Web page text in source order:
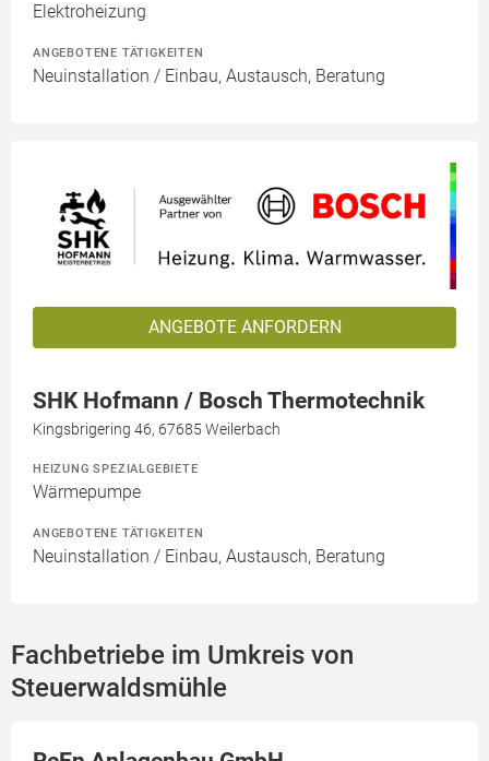
Elektroheizung
ANGEBOTENE TÄTIGKEITEN
Neuinstallation / Einbau, Austausch, Beratung
ANGEBOTE ANFORDERN
SHK Hofmann / Bosch Thermotechnik
Kingsbrigering 46, 67685 Weilerbach
HEIZUNG SPEZIALGEBIETE
Wärmepumpe
ANGEBOTENE TÄTIGKEITEN
Neuinstallation / Einbau, Austausch, Beratung
Fachbetriebe im Umkreis von
Steuerwaldsmühle